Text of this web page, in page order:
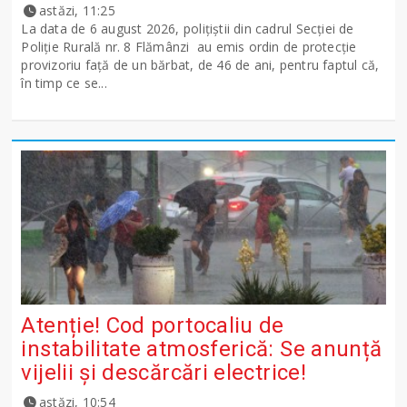
astăzi, 11:25
La data de 6 august 2026, polițiștii din cadrul Secției de
Poliție Rurală nr. 8 Flămânzi au emis ordin de protecție
provizoriu față de un bărbat, de 46 de ani, pentru faptul că,
în timp ce se...
Atenție! Cod portocaliu de
instabilitate atmosferică: Se anunță
vijelii și descărcări electrice!
astăzi, 10:54